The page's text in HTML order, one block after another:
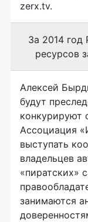
zerx.tv.
За 2014 год
ресурсов
Алексей
будут
конкурируют
Ассоциация
выступать
владельцев
«пиратских»
занимаются